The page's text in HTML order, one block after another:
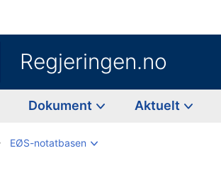
Regjeringen.no
Dokument Aktuelt
EØS-notatbasen